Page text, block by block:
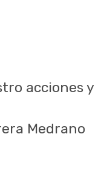
acciones
Medrano